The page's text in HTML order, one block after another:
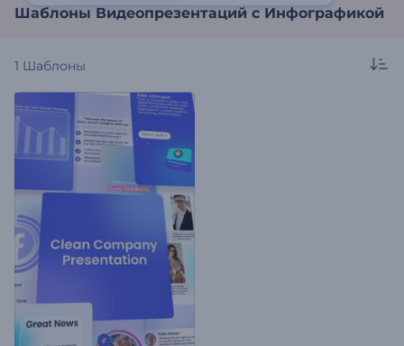
Шаблоны Видеопрезентаций с Инфографикой
1 Шаблоны